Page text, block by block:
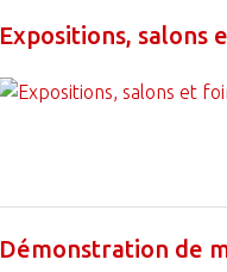
Expositions, salons
Démonstration de